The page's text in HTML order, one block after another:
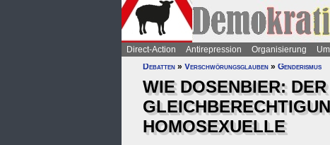
Direct-Action Antirepression Organisierung
Debatten » Verschwörungsglauben » Genderismus
WIE DOSENBIER:
HOMOSEXUELLE